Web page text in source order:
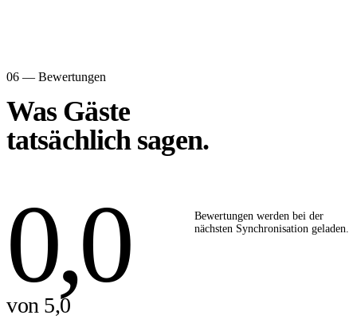
06 — Bewertungen
Was Gäste
tatsächlich sagen.
0,0
von 5,0
Bewertungen werden bei der
nächsten Synchronisation geladen.